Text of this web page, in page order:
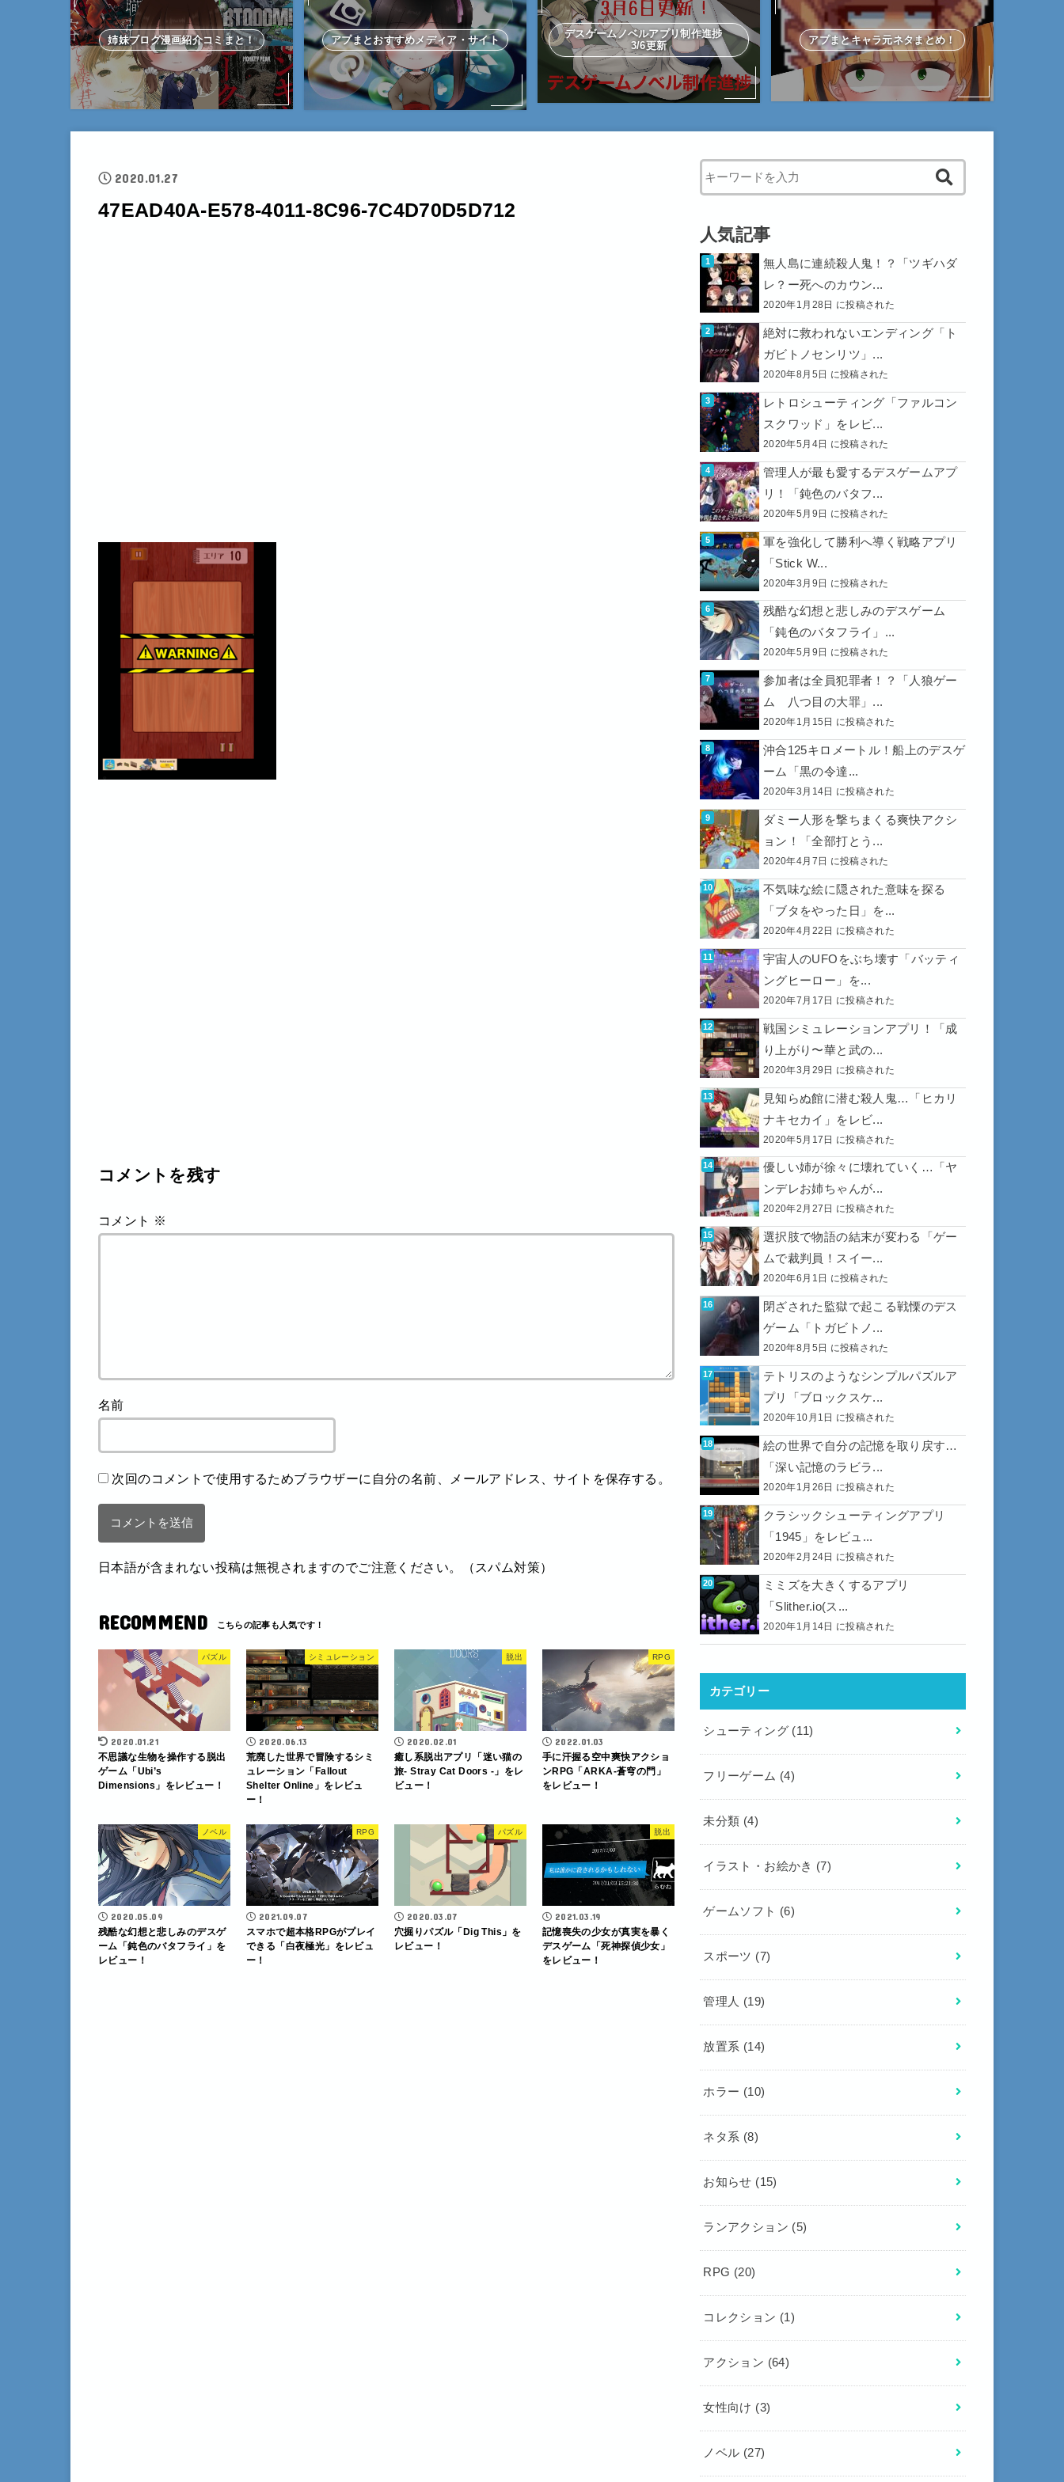
姉妹ブログ漫画紹介コミまと！ アプまとおすすめメディア・サイト
デスゲームノベルアプリ制作進捗
3/6更新
アプまとキャラ元ネタまとめ！
2020.01.27
47EAD40A-E578-4011-8C96-7C4D70D5D712
コメントを残す
コメント ※
名前
次回のコメントで使用するためブラウザーに自分の名前、メールアドレス、サイトを保存する。
日本語が含まれない投稿は無視されますのでご注意ください。（スパム対策）
RECOMMEND
パズル
2020.01.21
不思議な生物を操作する脱出
ゲーム「Ubi’s
Dimensions」をレビュー！
シミュレーション
2020.06.13
荒廃した世界で冒険するシミ
ュレーション「Fallout
Shelter Online」をレビュ
ー！
脱出
2020.02.01
癒し系脱出アプリ「迷い猫の
旅- Stray Cat Doors -」をレ
ビュー！
RPG
2022.01.03
手に汗握る空中爽快アクショ
ンRPG「ARKA-蒼穹の門」
をレビュー！
ノベル
2020.05.09
残酷な幻想と悲しみのデスゲ
ーム「鈍色のバタフライ」を
レビュー！
RPG
2021.09.07
スマホで超本格RPGがプレイ
できる「白夜極光」をレビュ
ー！
パズル
2020.03.07
穴掘りパズル「Dig This」を
レビュー！
脱出
2021.03.19
記憶喪失の少女が真実を暴く
デスゲーム「死神探偵少女」
をレビュー！
When autocomplete results are available use up and down
人気記事
無人島に連続殺人鬼！？「ツギハダ
レ？ー死へのカウン...
2020年1月28日 に投稿された
絶対に救われないエンディング「ト
ガビトノセンリツ」...
2020年8月5日 に投稿された
レトロシューティング「ファルコン
スクワッド」をレビ...
2020年5月4日 に投稿された
管理人が最も愛するデスゲームアプ
リ！「鈍色のバタフ...
2020年5月9日 に投稿された
軍を強化して勝利へ導く戦略アプリ
「Stick W...
2020年3月9日 に投稿された
残酷な幻想と悲しみのデスゲーム
「鈍色のバタフライ」...
2020年5月9日 に投稿された
参加者は全員犯罪者！？「人狼ゲー
ム 八つ目の大罪」...
2020年1月15日 に投稿された
沖合125キロメートル！船上のデスゲ
ーム「黒の令達...
2020年3月14日 に投稿された
ダミー人形を撃ちまくる爽快アクシ
ョン！「全部打とう...
2020年4月7日 に投稿された
不気味な絵に隠された意味を探る
「ブタをやった日」を...
2020年4月22日 に投稿された
宇宙人のUFOをぶち壊す「バッティ
ングヒーロー」を...
2020年7月17日 に投稿された
戦国シミュレーションアプリ！「成
り上がり〜華と武の...
2020年3月29日 に投稿された
見知らぬ館に潜む殺人鬼…「ヒカリ
ナキセカイ」をレビ...
2020年5月17日 に投稿された
優しい姉が徐々に壊れていく…「ヤ
ンデレお姉ちゃんが...
2020年2月27日 に投稿された
選択肢で物語の結末が変わる「ゲー
ムで裁判員！スイー...
2020年6月1日 に投稿された
閉ざされた監獄で起こる戦慄のデス
ゲーム「トガビトノ...
2020年8月5日 に投稿された
テトリスのようなシンプルパズルア
プリ「ブロックスケ...
2020年10月1日 に投稿された
絵の世界で自分の記憶を取り戻す…
「深い記憶のラビラ...
2020年1月26日 に投稿された
クラシックシューティングアプリ
「1945」をレビュ...
2020年2月24日 に投稿された
ミミズを大きくするアプリ
「Slither.io(ス...
2020年1月14日 に投稿された
カテゴリー
シューティング (11)
フリーゲーム (4)
未分類 (4)
イラスト・お絵かき (7)
ゲームソフト (6)
スポーツ (7)
管理人 (19)
放置系 (14)
ホラー (10)
ネタ系 (8)
お知らせ (15)
ランアクション (5)
RPG (20)
コレクション (1)
アクション (64)
女性向け (3)
ノベル (27)